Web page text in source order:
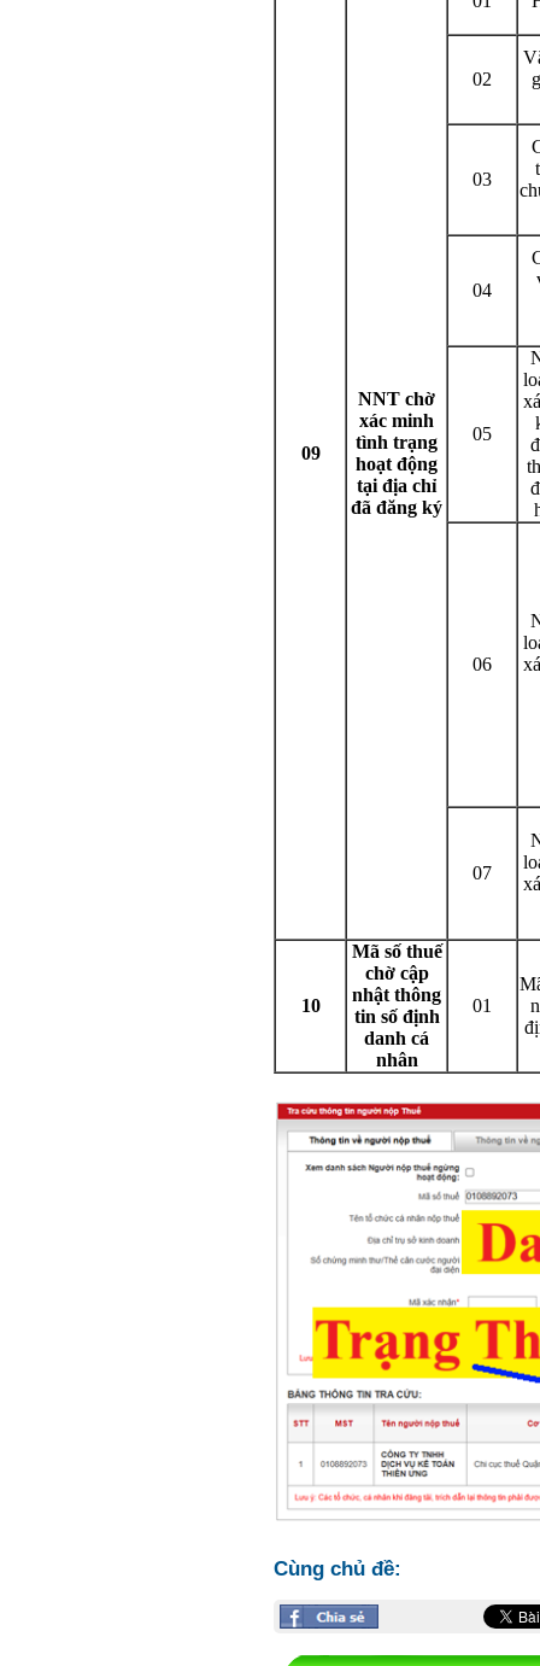
09
NNT chờ
xác minh
tình trạng
hoạt động
tại địa chỉ
đã đăng ký
02
03
04
05
06
07
10
Mã số thuế
chờ cập
nhật thông
tin số định
danh cá
nhân
01
Cùng chủ đề: